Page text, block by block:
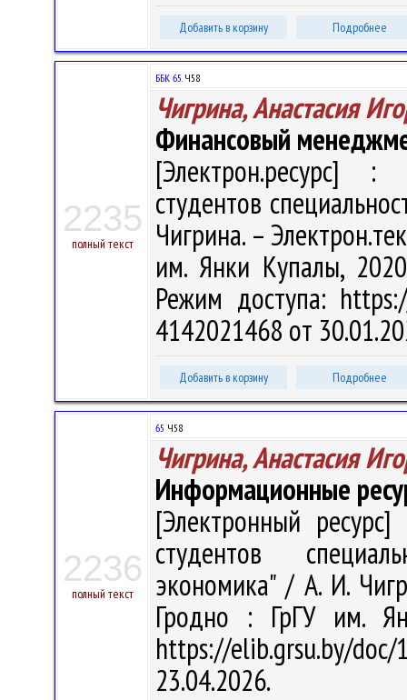
Добавить в корзину Подробнее
2235
полный текст
ББК 65.Ч58
Чигрина, Анастасия
Финансовый
[Электрон.ресурс] :
студентов
Чигрина. –
им. Янки Купалы,
Режим доступа:
4142021468 от
Добавить в корзину Подробнее
2236
полный текст
65 Ч58
Чигрина, Анастасия
Информационные
[Электронный
студентов
экономика" / А. И.
Гродно : ГрГУ им.
https://elib.grsu.by/
23.04.2026.